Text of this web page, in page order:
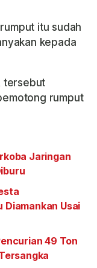
itu sudah
kepada
tersebut
rumput
Jaringan
Diamankan Usai
49 Ton